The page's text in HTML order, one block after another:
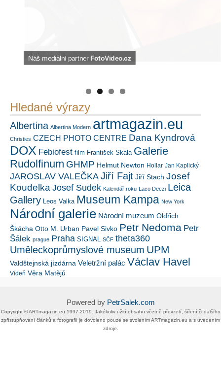
Hledané výrazy
Albertina Albertina Modern artmagazin.eu
Christies CZECH PHOTO CENTRE Dana Kyndrová
DOX Febiofest film František Skála Galerie
Rudolfinum GHMP Helmut Newton Hollar Jan Kaplický
JAROSLAV VALEČKA Jiří Fajt Jiří Stach Josef
Koudelka Josef Sudek Kalendář roku Laco Deczi Leica
Gallery Leos Valka Museum Kampa New York
Národní galerie Národní muzeum Oldřich
Škácha Otto M. Urban Pavel Sivko Petr Nedoma Petr
Šálek prague Praha SIGNAL SČF theta360
Uměleckoprůmyslové museum UPM
Valdštejnská jízdárna Veletržní palác Václav Havel
Vídeň Věra Matějů
Powered by PetrSalek.com
Copyright ©​ ​​ARTmagazin.eu ​1997-2019​.​ Jakékoliv užití obsahu včetně převzetí, šíření či dalšího
zpřístupňování článků a fotografií je dovoleno pouze se svolením ​ARTmagazin.eu​ ​a s uvedením
zdroje.